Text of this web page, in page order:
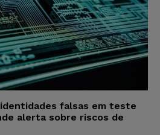
falsas em teste
alerta sobre riscos de